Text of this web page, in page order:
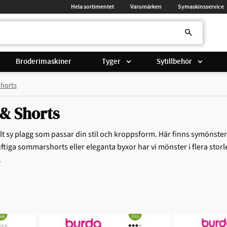
Hela sortimentet Varumärken Symaskinsservice
Broderimaskiner Tyger Sytillbehör
Shorts
plagg som passar din stil och kroppsform. Här finns
sommarshorts eller eleganta byxor har vi mönster i flera